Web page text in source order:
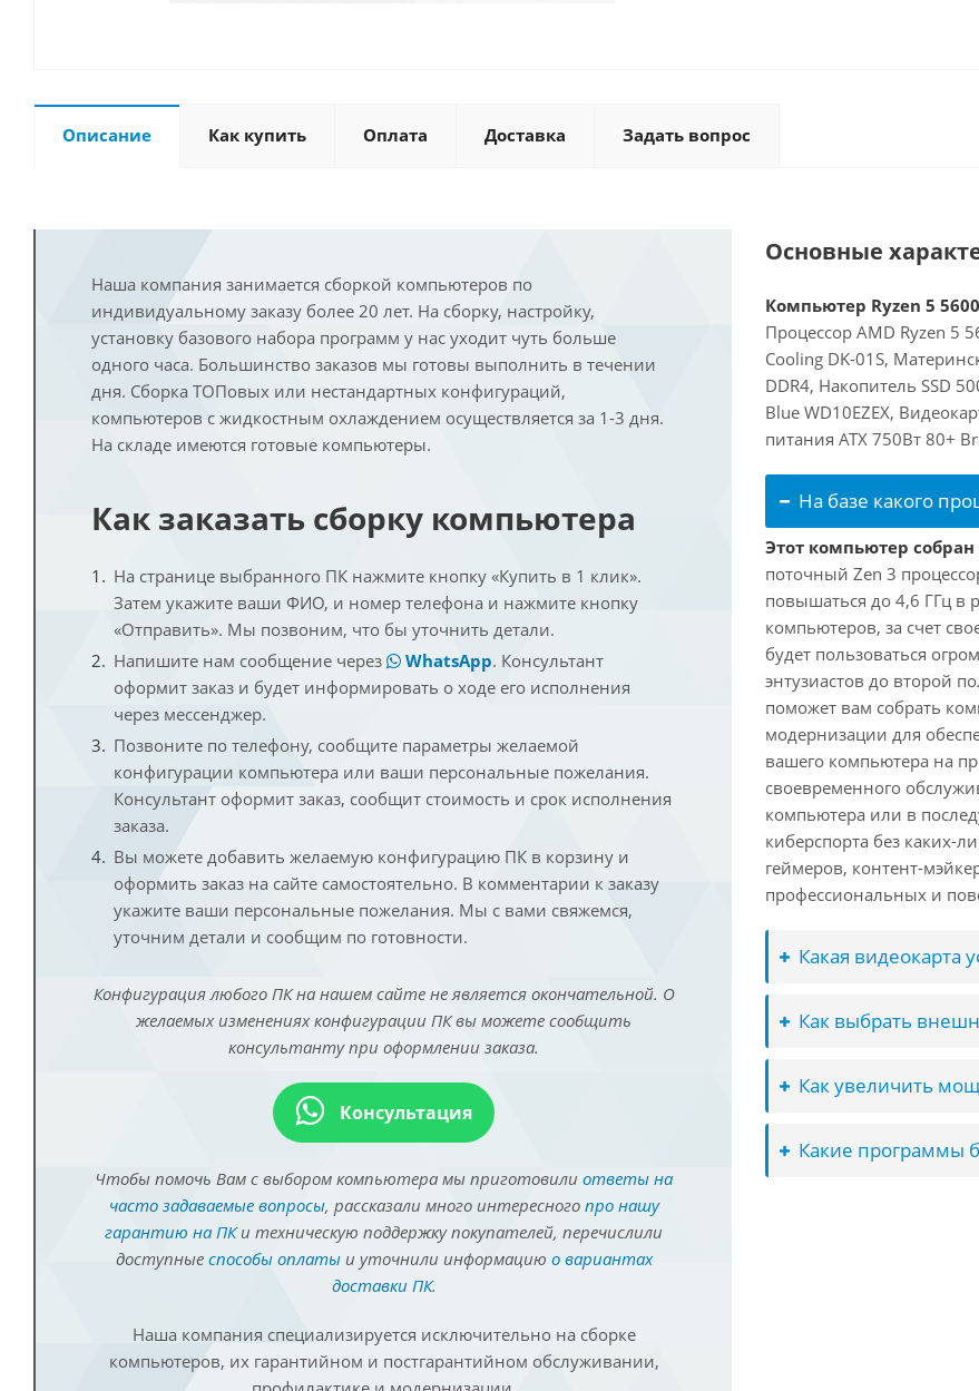
Описание Как купить Оплата Доставка Задать вопрос
Наша компания занимается сборкой компьютеров по
индивидуальному заказу более 20 лет. На сборку, настройку,
установку базового набора программ у нас уходит чуть больше
одного часа. Большинство заказов мы готовы выполнить в течении
дня. Сборка ТОПовых или нестандартных конфигураций,
компьютеров с жидкостным охлаждением осуществляется за 1-3 дня.
На складе имеются готовые компьютеры.
Как заказать сборку компьютера
На странице выбранного ПК нажмите кнопку «Купить в 1 клик».
Затем укажите ваши ФИО, и номер телефона и нажмите кнопку
«Отправить». Мы позвоним, что бы уточнить детали.
Напишите нам сообщение через
WhatsApp. Консультант
оформит заказ и будет информировать о ходе его исполнения
через мессенджер.
Позвоните по телефону, сообщите параметры желаемой
конфигурации компьютера или ваши персональные пожелания.
Консультант оформит заказ, сообщит стоимость и срок исполнения
заказа.
Вы можете добавить желаемую конфигурацию ПК в корзину и
оформить заказ на сайте самостоятельно. В комментарии к заказу
укажите ваши персональные пожелания. Мы с вами свяжемся,
уточним детали и сообщим по готовности.
Конфигурация любого ПК на нашем сайте не является окончательной. О
желаемых изменениях конфигурации ПК вы можете сообщить
консультанту при оформлении заказа.
Консультация
Чтобы помочь Вам с выбором компьютера мы приготовили ответы на
часто задаваемые вопросы, рассказали много интересного про нашу
гарантию на ПКи техническую поддержку покупателей, перечислили
доступные способы оплатыи уточнили информацию о вариантах
доставки ПК.
Наша компания специализируется исключительно на сборке
компьютеров, их гарантийном и постгарантийном обслуживании,
Основные
Компьютер Ryzen 5
Процессор AMD Ryzen 5
Cooling DK-01S,
DDR4, Накопитель SSD
Blue WD10EZEX,
питания ATX 750Вт 80+
На базе какого
Этот компьютер собран
поточный Zen 3
повышаться до 4,6 ГГц в
компьютеров, за счет
будет пользоваться
энтузиастов до второй
поможет вам собрать
модернизации для
вашего компьютера на
своевременного
компьютера или в
киберспорта без каких-
геймеров, контент-
профессиональных и
Какая видеокарта
Как выбрать
Как увеличить
Какие программы